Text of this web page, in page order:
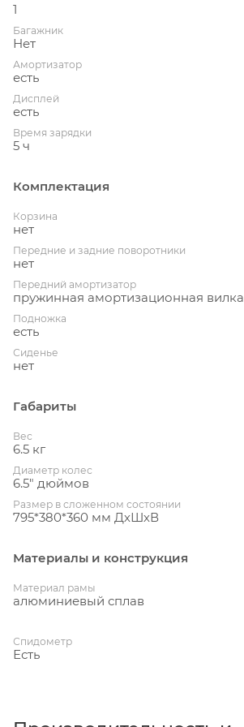
1
Багажник
Нет
Амортизатор
есть
Дисплей
есть
Время зарядки
5 ч
Комплектация
Корзина
нет
Передние и задние поворотники
нет
Передний амортизатор
пружинная амортизационная вилка
Подножка
есть
Сиденье
нет
Габариты
Вес
6.5 кг
Диаметр колес
6.5" дюймов
Размер в сложенном состоянии
795*380*360 мм ДхШхВ
Материалы и конструкция
Материал рамы
алюминиевый сплав
Спидометр
Есть